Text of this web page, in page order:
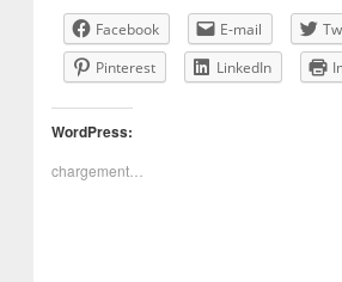
Facebook E-mail
Pinterest
LinkedIn
WordPress:
chargement…